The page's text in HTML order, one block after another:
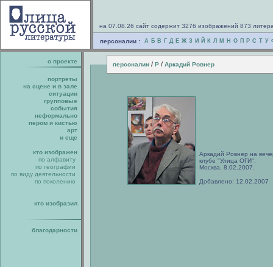
на 07.08.26 сайт содержит 3276 изображений 873
персоналии : А Б В Г Д Е Ж З И Й К Л М Н О П Р С Т У
о проекте персоналии / Р / Аркадий Ровнер
портреты
на сцене и в зале
ситуации
групповые
события
неформально
пером и кистью
арт
и еще
кто изображен
по алфавиту
по географии
по виду деятельности
по поколению
кто изобразил
благодарности
Аркадий Ровнер на
клубе "Улица ОГИ".
Москва, 8.02.2007.
Добавлено: 12.02.2007